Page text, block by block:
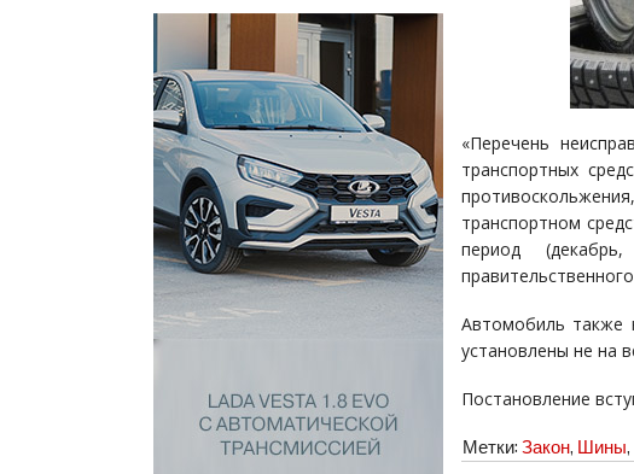
«Перечень
транспортных
транспортном
период
Автомобиль также
установлены не на
Постановление
Метки: Закон, Шины,